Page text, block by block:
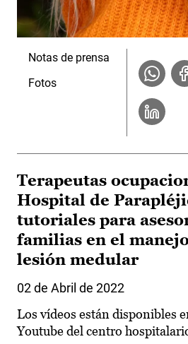
Notas de prensa
Fotos
Terapeutas
Hospital de
tutoriales para
familias en el
lesión medular
02 de Abril de 2022
Los vídeos están disponibles
Youtube del centro